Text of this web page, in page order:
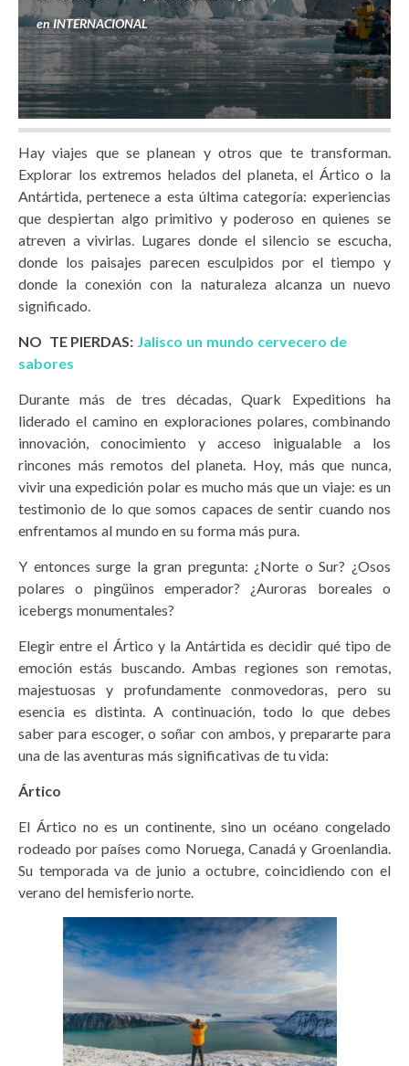
enINTERNACIONAL
Hay viajes que se planean y otros que te transforman.
Explorar los extremos helados del planeta, el Ártico o la
Antártida, pertenece a esta última categoría: experiencias
que despiertan algo primitivo y poderoso en quienes se
atreven a vivirlas. Lugares donde el silencio se escucha,
donde los paisajes parecen esculpidos por el tiempo y
donde la conexión con la naturaleza alcanza un nuevo
significado.
NO TE PIERDAS: Jalisco un mundo cervecero de
sabores
Durante más de tres décadas, Quark Expeditions ha
liderado el camino en exploraciones polares, combinando
innovación, conocimiento y acceso inigualable a los
rincones más remotos del planeta. Hoy, más que nunca,
vivir una expedición polar es mucho más que un viaje: es un
testimonio de lo que somos capaces de sentir cuando nos
enfrentamos al mundo en su forma más pura.
Y entonces surge la gran pregunta: ¿Norte o Sur? ¿Osos
polares o pingüinos emperador? ¿Auroras boreales o
icebergs monumentales?
Elegir entre el Ártico y la Antártida es decidir qué tipo de
emoción estás buscando. Ambas regiones son remotas,
majestuosas y profundamente conmovedoras, pero su
esencia es distinta. A continuación, todo lo que debes
saber para escoger, o soñar con ambos, y prepararte para
una de las aventuras más significativas de tu vida:
Ártico
El Ártico no es un continente, sino un océano congelado
rodeado por países como Noruega, Canadá y Groenlandia.
Su temporada va de junio a octubre, coincidiendo con el
verano del hemisferio norte.